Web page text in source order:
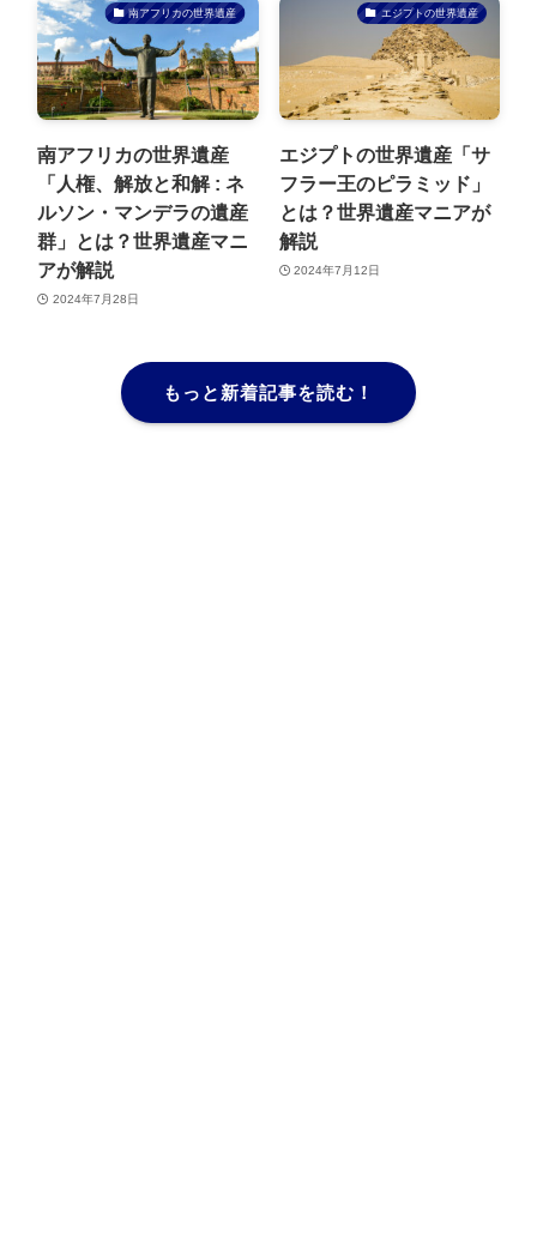
南アフリカの世界遺産
南アフリカの世界遺産
「人権、解放と和解 : ネ
ルソン・マンデラの遺産
群」とは？世界遺産マニ
アが解説
2024年7月28日
エジプトの世界遺産
エジプトの世界遺産「サ
フラー王のピラミッド」
とは？世界遺産マニアが
解説
2024年7月12日
もっと新着記事を読む！